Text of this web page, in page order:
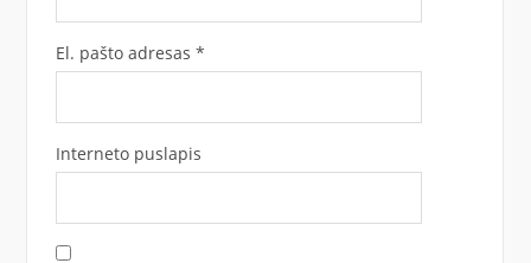
El. pašto adresas *
Interneto puslapis